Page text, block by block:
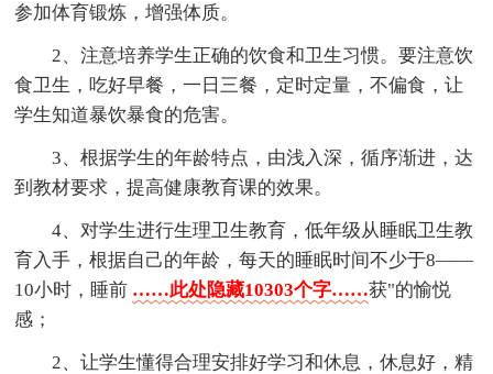
参加体育锻炼，增强体质。
2、注意培养学生正确的饮食和卫生习惯。要注意饮
食卫生，吃好早餐，一日三餐，定时定量，不偏食，让
学生知道暴饮暴食的危害。
3、根据学生的年龄特点，由浅入深，循序渐进，达
到教材要求，提高健康教育课的效果。
4、对学生进行生理卫生教育，低年级从睡眠卫生教
育入手，根据自己的年龄，每天的睡眠时间不少于8——
10小时，睡前 ……此处隐藏10303个字……获"的愉悦
感；
2、让学生懂得合理安排好学习和休息，休息好，精